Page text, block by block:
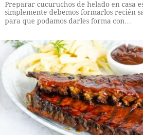
Preparar cucuruchos de helado en casa
simplemente debemos formarlos recién
para que podamos darles forma con…